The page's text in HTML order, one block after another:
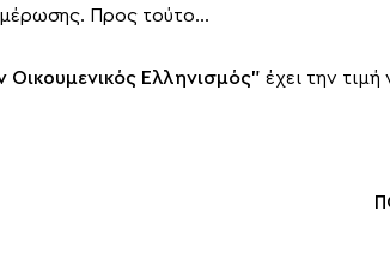
Προς τούτο…
Οικουμενικός Ελληνισμός” έχει την